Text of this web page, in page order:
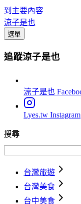
到主要內容
涼子是也
選單
追蹤涼子是也
涼子是也
Lyes.tw Instagram
搜尋
台灣旅遊
台灣美食
台中美食